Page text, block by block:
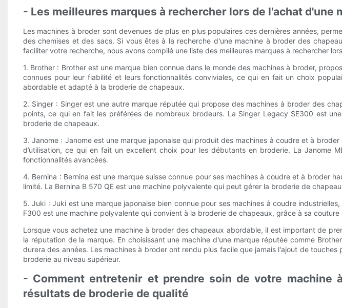
- Les meilleures marques à rechercher lors de l'achat d'une
Les machines à broder sont devenues de plus en plus populaires ces dernières années,
des chemises et des sacs. Si vous êtes à la recherche d'une machine à broder des
faciliter votre recherche, nous avons compilé une liste des meilleures marques à rechercher
1. Brother : Brother est une marque bien connue dans le monde des machines à broder,
connues pour leur fiabilité et leurs fonctionnalités conviviales, ce qui en fait un choix
abordable et adapté à la broderie de chapeaux.
2. Singer : Singer est une autre marque réputée qui propose des machines à broder des
points, ce qui en fait les préférées de nombreux brodeurs. La Singer Legacy SE300 est
broderie de chapeaux.
3. Janome : Janome est une marque japonaise qui produit des machines à coudre et à
d’utilisation, ce qui en fait un excellent choix pour les débutants en broderie. La
fonctionnalités avancées.
4. Bernina : Bernina est une marque suisse connue pour ses machines à coudre et à broder
limité. La Bernina B 570 QE est une machine polyvalente qui peut gérer la broderie de
5. Juki : Juki est une marque japonaise bien connue pour ses machines à coudre
F300 est une machine polyvalente qui convient à la broderie de chapeaux, grâce à sa
Lorsque vous achetez une machine à broder des chapeaux abordable, il est important de
la réputation de la marque. En choisissant une machine d'une marque réputée comme
durera des années. Les machines à broder ont rendu plus facile que jamais l'ajout de
broderie au niveau supérieur.
- Comment entretenir et prendre soin de votre
résultats de broderie de qualité